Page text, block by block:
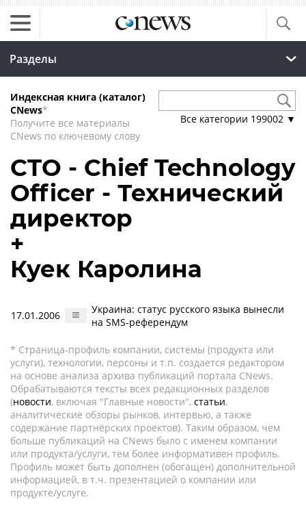
Разделы
Индексная книга (каталог)
CNews*
Получите все материалы
CNews по ключевому слову
Все категории 199002 ▼
CTO - Chief Technology
Officer - Технический
директор
+
Куек Каролина
17.01.2006
Украина: статус русского языка вынесли
на SMS-референдум
* Страница-профиль компании, системы (продукта или
услуги), технологии, персоны и т.п. создается редактором
на основе анализа архива публикаций портала CNews.
Обрабатываются тексты всех редакционных разделов
(новости, включая "Главные новости", статьи,
аналитические обзоры рынков, интервью, а также
содержание партнёрских проектов). Таким образом, чем
больше публикаций на CNews было с именем компании
или продукта/услуги, тем более информативен профиль.
Профиль может быть дополнен (обогащен) дополнительной
информацией, в т.ч. презентацией о компании или
продукте/услуге.